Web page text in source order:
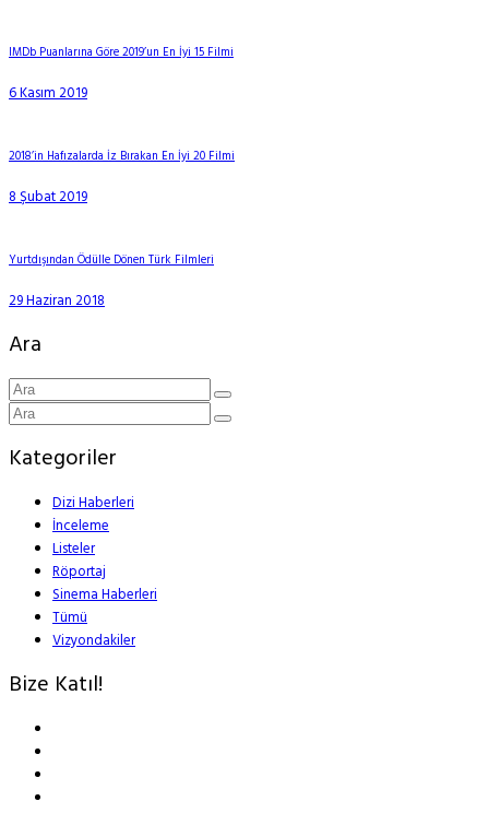
IMDb Puanlarına Göre 2019’un En İyi 15 Filmi
6 Kasım 2019
2018’in Hafızalarda İz Bırakan En İyi 20 Filmi
8 Şubat 2019
Yurtdışından Ödülle Dönen Türk Filmleri
29 Haziran 2018
Ara
Kategoriler
Dizi Haberleri
İnceleme
Listeler
Röportaj
Sinema Haberleri
Tümü
Vizyondakiler
Bize Katıl!